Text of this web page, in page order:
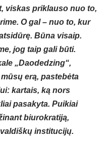
viskas priklauso nuo to,
O gal – nuo to, kur
Būna visaip.
jog taip gali būti.
„Daodedzing“,
erą, pastebėta
kartais, ką nors
pasakyta. Puikiai
biurokratiją,
institucijų.